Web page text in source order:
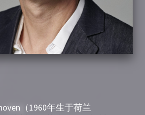
（1960年生于荷兰